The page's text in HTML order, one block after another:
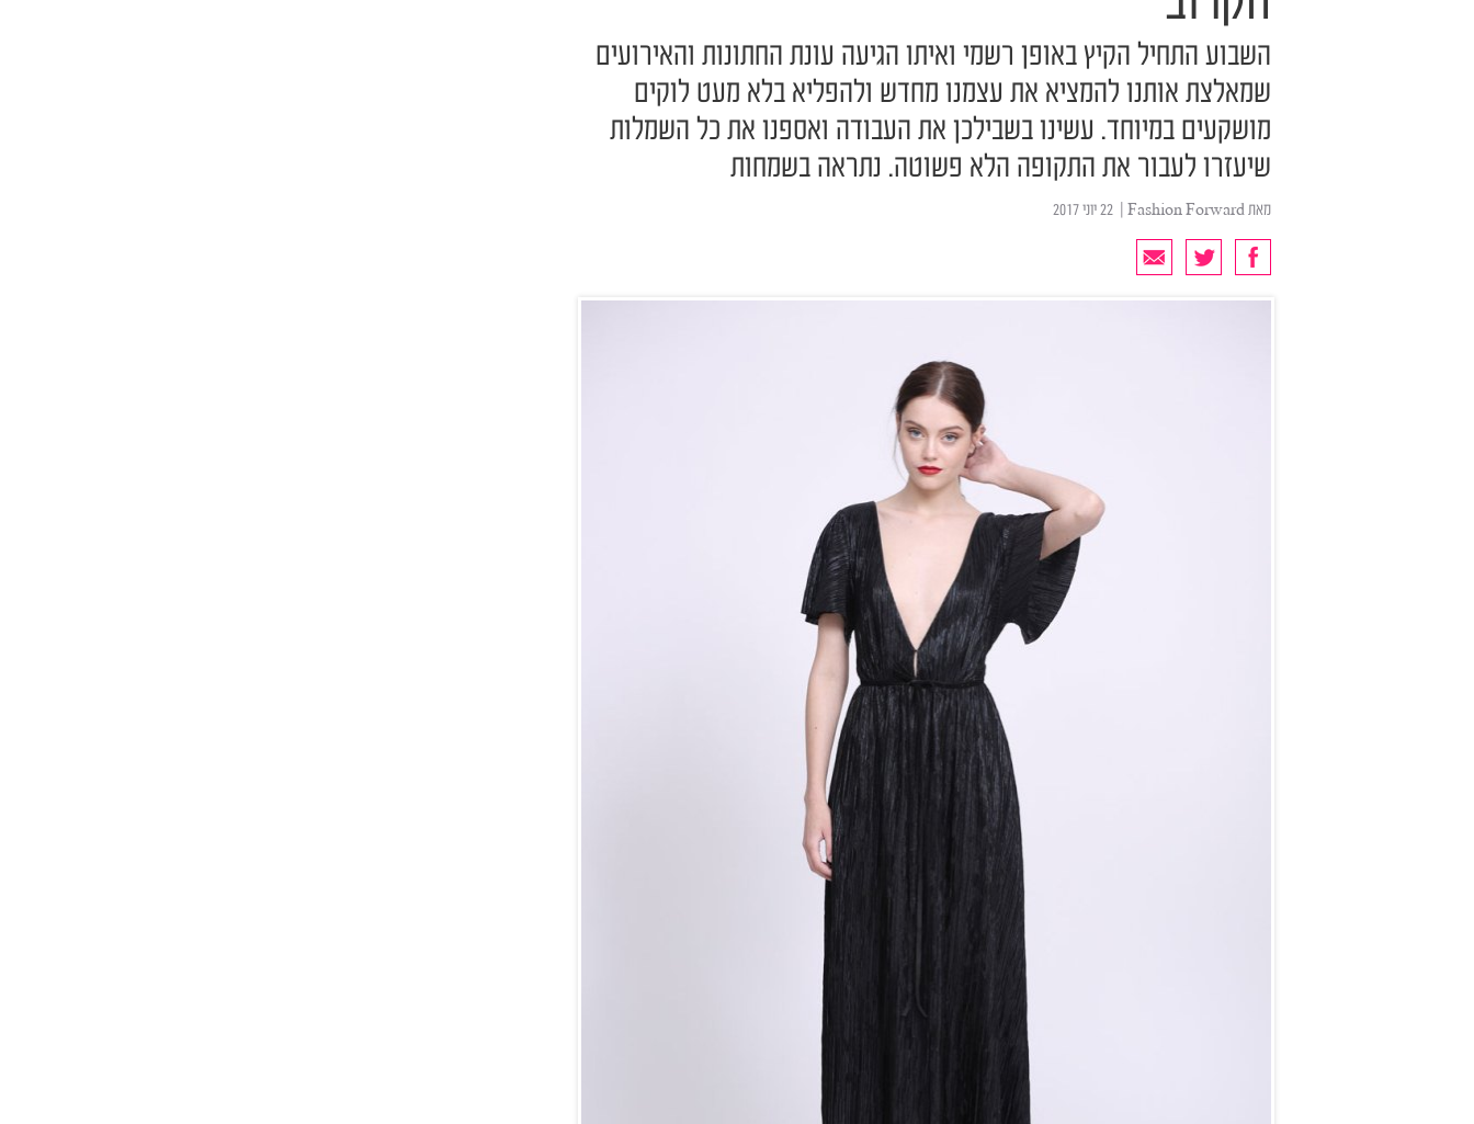
השבוע התחיל הקיץ באופן רשמי ואיתו הגיעה עונת החתונות והאירועים
שמאלצת אותנו להמציא את עצמנו מחדש ולהפליא בלא מעט לוקים
מושקעים במיוחד. עשינו בשבילכן את העבודה ואספנו את כל השמלות
שיעזרו לעבור את התקופה הלא פשוטה. נתראה בשמחות
מאתFashion Forward